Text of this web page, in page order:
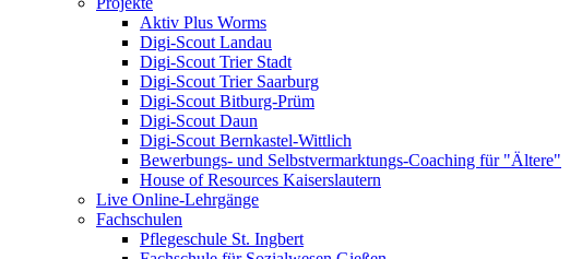
Aktiv Plus Worms
Digi-Scout Landau
Digi-Scout Trier Stadt
Digi-Scout Trier Saarburg
Digi-Scout Bitburg-Prüm
Digi-Scout Daun
Digi-Scout Bernkastel-Wittlich
Bewerbungs- und Selbstvermarktungs-Coaching für "Ältere"
House of Resources Kaiserslautern
Live Online-Lehrgänge
Fachschulen
Pflegeschule St. Ingbert